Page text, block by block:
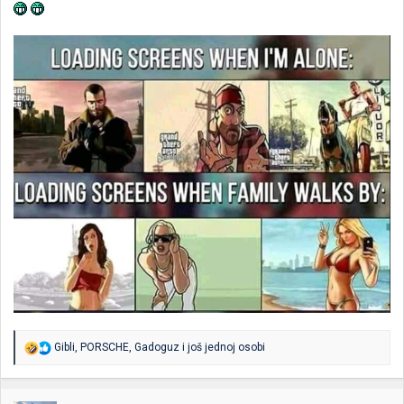
R
Gibli PORSCHE Gadoguz i još jednoj osobi